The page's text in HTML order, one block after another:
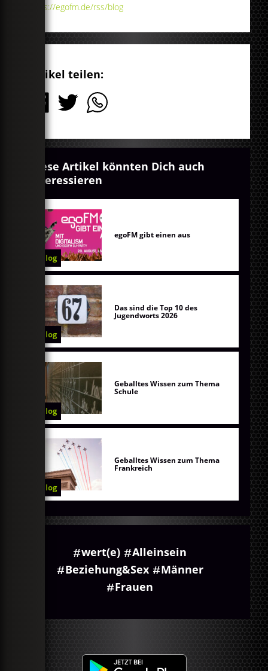
https://egofm.de/rss/blog
Artikel teilen:
Diese Artikel könnten Dich auch
interessieren
Blog
egoFM gibt einen aus
Blog
Das sind die Top 10 des
Jugendworts 2026
Blog
Geballtes Wissen zum Thema
Schule
Blog
Geballtes Wissen zum Thema
Frankreich
wert(e)
Alleinsein
Beziehung&Sex
Männer
Frauen